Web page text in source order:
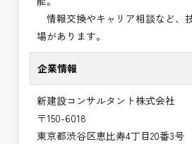
情報交換やキャリア相談など、
場があります。
企業情報
新建設コンサルタント株式会社
〒150-6018
東京都渋谷区恵比寿4丁目20番3号